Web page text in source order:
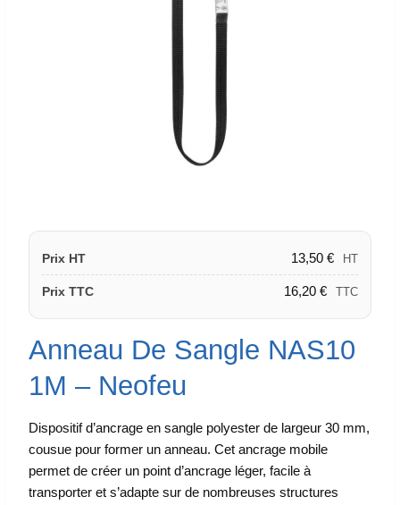
Prix HT 13,50 € HT
Prix TTC 16,20 € TTC
Anneau De Sangle NAS10
1M – Neofeu
Dispositif d’ancrage en sangle polyester de largeur 30 mm,
cousue pour former un anneau. Cet ancrage mobile
permet de créer un point d’ancrage léger, facile à
transporter et s’adapte sur de nombreuses structures